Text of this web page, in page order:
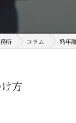
所 コラム 熟年
方